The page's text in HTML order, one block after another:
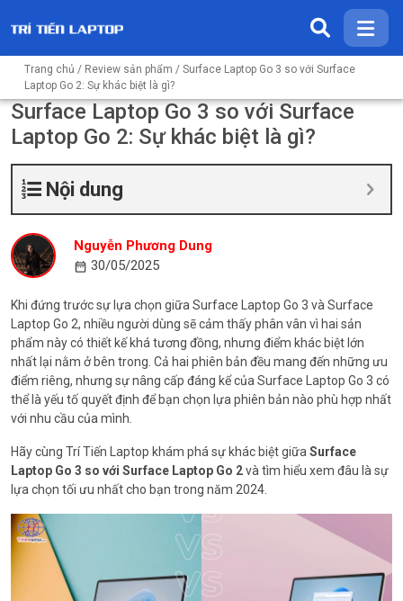
Trang chủ / Review sản phẩm / Surface Laptop Go 3 so với Surface
Laptop Go 2: Sự khác biệt là gì?
Surface Laptop Go 3 so với Surface
Laptop Go 2: Sự khác biệt là gì?
Nội dung
Nguyễn Phương Dung
30/05/2025
Khi đứng trước sự lựa chọn giữa Surface Laptop Go 3 và Surface
Laptop Go 2, nhiều người dùng sẽ cảm thấy phân vân vì hai sản
phẩm này có thiết kế khá tương đồng, nhưng điểm khác biệt lớn
nhất lại nằm ở bên trong. Cả hai phiên bản đều mang đến những ưu
điểm riêng, nhưng sự nâng cấp đáng kể của Surface Laptop Go 3 có
thể là yếu tố quyết định để bạn chọn lựa phiên bản nào phù hợp nhất
với nhu cầu của mình.
Hãy cùng Trí Tiến Laptop khám phá sự khác biệt giữa Surface
Laptop Go 3 so với Surface Laptop Go 2và tìm hiểu xem đâu là sự
lựa chọn tối ưu nhất cho bạn trong năm 2024.